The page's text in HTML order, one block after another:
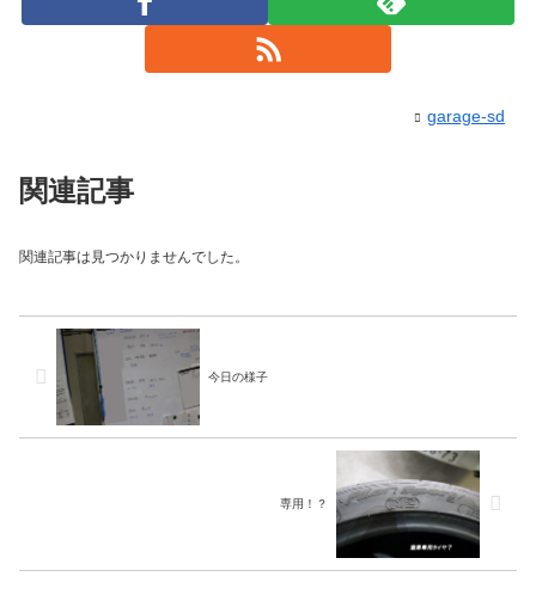
garage-sd
関連記事
関連記事は見つかりませんでした。
今日の様子
専用！？